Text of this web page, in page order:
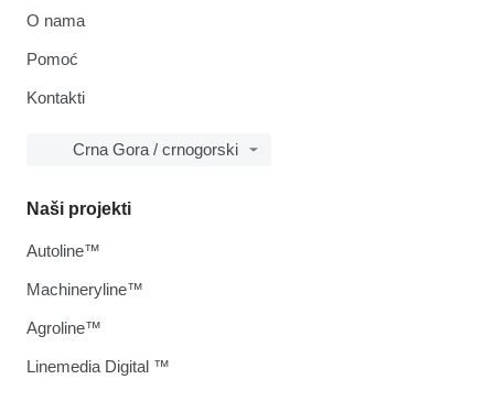
O nama
Pomoć
Kontakti
Crna Gora / crnogorski
Naši projekti
Autoline™
Machineryline™
Agroline™
Linemedia Digital ™